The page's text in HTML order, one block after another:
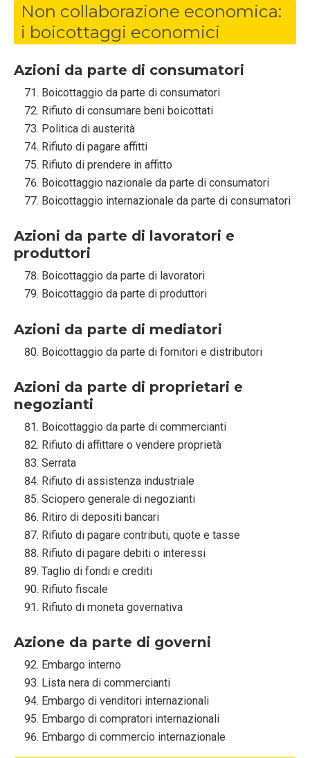
Non collaborazione economica:
i boicottaggi economici
Azioni da parte di consumatori
Boicottaggio da parte di consumatori
Rifiuto di consumare beni boicottati
Politica di austerità
Rifiuto di pagare affitti
Rifiuto di prendere in affitto
Boicottaggio nazionale da parte di consumatori
Boicottaggio internazionale da parte di consumatori
Azioni da parte di lavoratori e
produttori
Boicottaggio da parte di lavoratori
Boicottaggio da parte di produttori
Azioni da parte di mediatori
Boicottaggio da parte di fornitori e distributori
Azioni da parte di proprietari e
negozianti
Boicottaggio da parte di commercianti
Rifiuto di affittare o vendere proprietà
Serrata
Rifiuto di assistenza industriale
Sciopero generale di negozianti
Ritiro di depositi bancari
Rifiuto di pagare contributi, quote e tasse
Rifiuto di pagare debiti o interessi
Taglio di fondi e crediti
Rifiuto fiscale
Rifiuto di moneta governativa
Azione da parte di governi
Embargo interno
Lista nera di commercianti
Embargo di venditori internazionali
Embargo di compratori internazionali
Embargo di commercio internazionale